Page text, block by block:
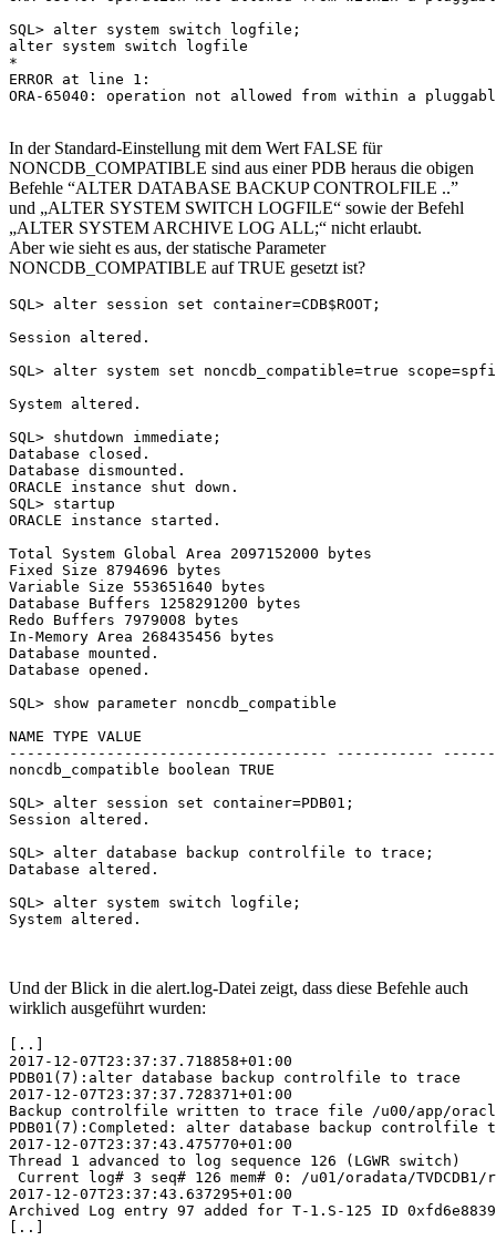
SQL> alter system switch logfile;
alter system switch logfile
*
ERROR at line 1:
ORA-65040: operation not allowed from within a
In der Standard-Einstellung mit dem Wert FALSE für
NONCDB_COMPATIBLE sind aus einer PDB heraus die obigen
Befehle “ALTER DATABASE BACKUP CONTROLFILE ..”
und „ALTER SYSTEM SWITCH LOGFILE“ sowie der Befehl
„ALTER SYSTEM ARCHIVE LOG ALL;“ nicht erlaubt.
Aber wie sieht es aus, der statische Parameter
NONCDB_COMPATIBLE auf TRUE gesetzt ist?
SQL> alter session set container=CDB$ROOT;
Session altered.
SQL> alter system set noncdb_compatible=true
System altered.
SQL> shutdown immediate;
Database closed.
Database dismounted.
ORACLE instance shut down.
SQL> startup
ORACLE instance started.
Total System Global Area 2097152000 bytes
Fixed Size 8794696 bytes
Variable Size 553651640 bytes
Database Buffers 1258291200 bytes
Redo Buffers 7979008 bytes
In-Memory Area 268435456 bytes
Database mounted.
Database opened.
SQL> show parameter noncdb_compatible
NAME TYPE VALUE
------------------------------------ -----------
noncdb_compatible boolean TRUE
SQL> alter session set container=PDB01;
Session altered.
SQL> alter database backup controlfile to trace;
Database altered.
SQL> alter system switch logfile;
System altered.
Und der Blick in die alert.log-Datei zeigt, dass diese Befehle auch
wirklich ausgeführt wurden:
[..]
2017-12-07T23:37:37.718858+01:00
PDB01(7):alter database backup controlfile to trace
2017-12-07T23:37:37.728371+01:00
Backup controlfile written to trace file /u00/app/oracle/
PDB01(7):Completed: alter database backup controlfile
2017-12-07T23:37:43.475770+01:00
Thread 1 advanced to log sequence 126 (LGWR switch)
Current log# 3 seq# 126 mem# 0: /u01/oradata/TVDCDB1/
2017-12-07T23:37:43.637295+01:00
Archived Log entry 97 added for T-1.S-125 ID 0xfd6e8839
[..]